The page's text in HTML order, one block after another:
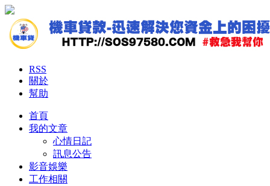
RSS
關於
幫助
首頁
我的文章
心情日記
訊息公告
影音娛樂
工作相關